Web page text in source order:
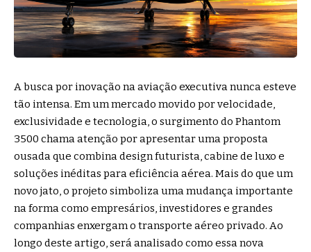
A busca por inovação na aviação executiva nunca esteve
tão intensa. Em um mercado movido por velocidade,
exclusividade e tecnologia, o surgimento do Phantom
3500 chama atenção por apresentar uma proposta
ousada que combina design futurista, cabine de luxo e
soluções inéditas para eficiência aérea. Mais do que um
novo jato, o projeto simboliza uma mudança importante
na forma como empresários, investidores e grandes
companhias enxergam o transporte aéreo privado. Ao
longo deste artigo, será analisado como essa nova